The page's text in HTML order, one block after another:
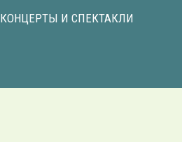
КОНЦЕРТЫ И СПЕКТАКЛИ